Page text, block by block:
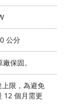
公分
保固。
限，為避免
12 個月需更